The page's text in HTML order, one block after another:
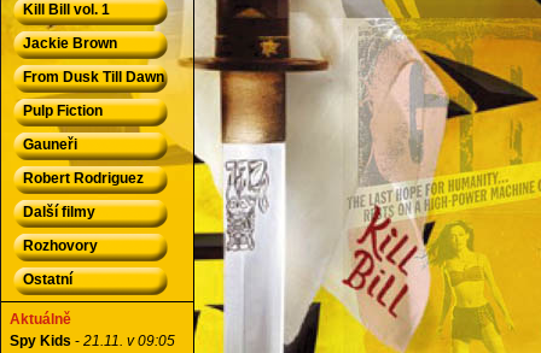
Kill Bill vol. 1
Jackie Brown
From Dusk Till Dawn
Pulp Fiction
Gauneři
Robert Rodriguez
Další filmy
Rozhovory
Ostatní
Aktuálně
Spy Kids - 21.11. v 09:05